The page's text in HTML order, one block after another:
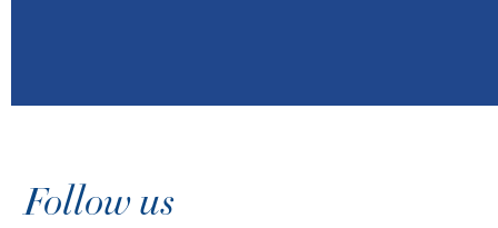
Follow us